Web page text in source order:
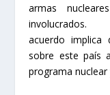
armas
acuerdo implica
sobre este país
programa